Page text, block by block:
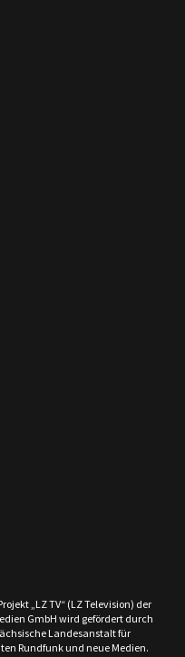
„LZ TV“ (LZ Television) der
GmbH wird gefördert durch
Landesanstalt für
Rundfunk und neue Medien.